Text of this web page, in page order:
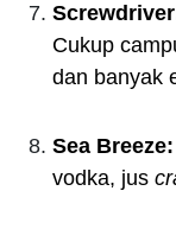
Cukup
dan banyak
Sea Breeze:
vodka, jus